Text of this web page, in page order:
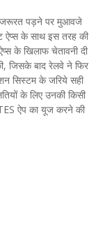
जरूरत पड़ने पर मुआवजे
ऐप्‍स के साथ इस तरह की
के खिलाफ चेतावनी दी
जिसके बाद रेलवे ने फिर
सिस्टम के जरिये सही
के लिए उनकी क‍िसी
ऐप का यूज करने की